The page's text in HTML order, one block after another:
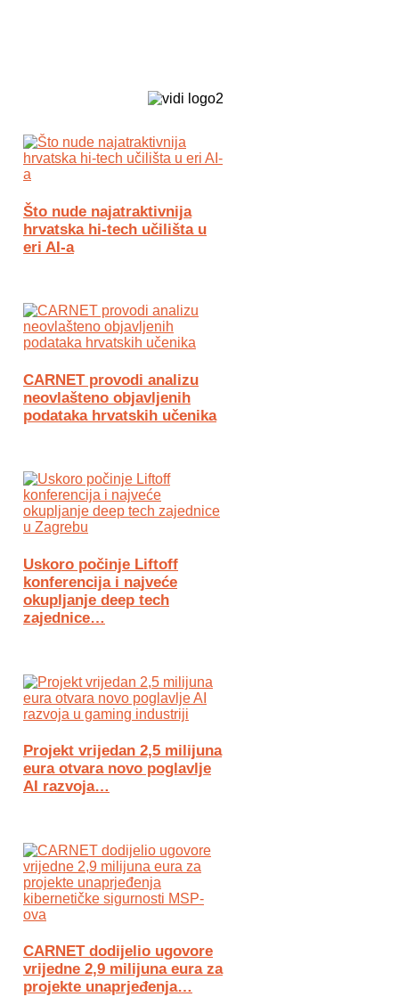
Što nude najatraktivnija
hrvatska hi-tech učilišta u
eri AI-a
CARNET provodi analizu
neovlašteno objavljenih
podataka hrvatskih učenika
Uskoro počinje Liftoff
konferencija i najveće
okupljanje deep tech
zajednice…
Projekt vrijedan 2,5 milijuna
eura otvara novo poglavlje
AI razvoja…
CARNET dodijelio ugovore
vrijedne 2,9 milijuna eura za
projekte unaprjeđenja…